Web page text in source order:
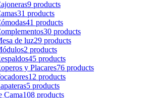
9 products
31 products
41 products
30 products
de luz29 products
2 products
45 products
y Placares76 products
12 products
5 products
Cama108 products